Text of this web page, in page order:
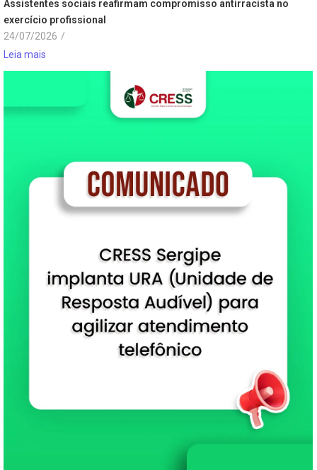
Assistentes sociais reafirmam compromisso antirracista no
exercício profissional
24/07/2026 /
Leia mais